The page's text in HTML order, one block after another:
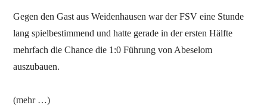
Gegen den Gast aus Weidenhausen war der FSV eine Stunde
lang spielbestimmend und hatte gerade in der ersten Hälfte
mehrfach die Chance die 1:0 Führung von Abeselom
auszubauen.
(mehr …)